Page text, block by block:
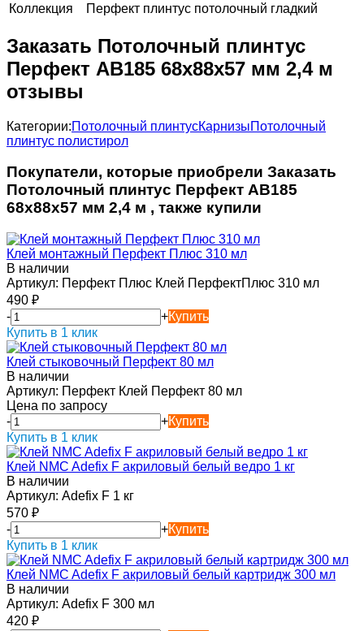
Коллекция
Перфект плинтус потолочный гладкий
Заказать Потолочный плинтус
Перфект AB185 68х88х57 мм 2,4 м
отзывы
Категории:Потолочный плинтусКарнизыПотолочный
плинтус полистирол
Покупатели, которые приобрели Заказать
Потолочный плинтус Перфект AB185
68х88х57 мм 2,4 м , также купили
Клей монтажный Перфект Плюс 310 мл
В наличии
Артикул: Перфект Плюс Клей ПерфектПлюс 310 мл
490 ₽
-
+Купить
Купить в 1 клик
Клей стыковочный Перфект 80 мл
В наличии
Артикул: Перфект Клей Перфект 80 мл
Цена по запросу
-
+Купить
Купить в 1 клик
Клей NMC Adefix F акриловый белый ведро 1 кг
В наличии
Артикул: Adefix F 1 кг
570 ₽
-
+Купить
Купить в 1 клик
Клей NMC Adefix F акриловый белый картридж 300 мл
В наличии
Артикул: Adefix F 300 мл
420 ₽